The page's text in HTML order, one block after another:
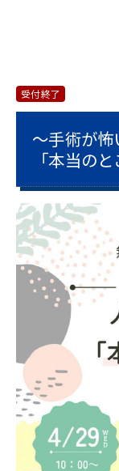
受付終了
～手術が
「本当の